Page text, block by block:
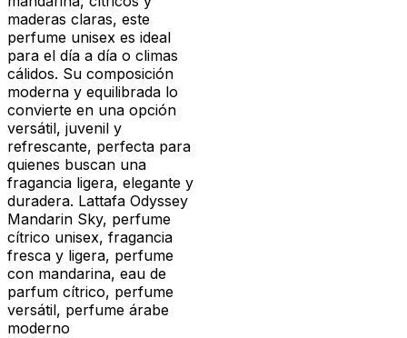
maderas claras, este
perfume unisex es ideal
para el día a día o climas
cálidos. Su composición
moderna y equilibrada lo
convierte en una opción
versátil, juvenil y
refrescante, perfecta para
quienes buscan una
fragancia ligera, elegante y
duradera. Lattafa Odyssey
Mandarin Sky, perfume
cítrico unisex, fragancia
fresca y ligera, perfume
con mandarina, eau de
parfum cítrico, perfume
versátil, perfume árabe
moderno